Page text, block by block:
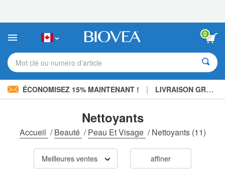
:
site
comprend
un
d'accessibilité.
0
Mot clé ou numéro d’article
ÉCONOMISEZ 15% MAINTENANT ! | LIVRAISON GRATUITE
Nettoyants
Accueil /Beauté /Peau Et Visage /Nettoyants(11)
Meilleures ventes affiner